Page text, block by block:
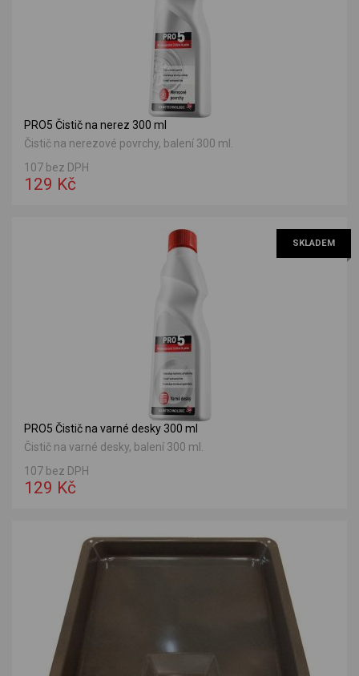
PRO5 Čistič na nerez 300 ml
Čistič na nerezové povrchy, balení 300 ml.
107 bez DPH
129 Kč
SKLADEM
PRO5 Čistič na varné desky 300 ml
Čistič na varné desky, balení 300 ml.
107 bez DPH
129 Kč